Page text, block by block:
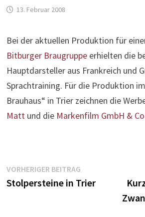
13. Februar 2008
Bei der aktuellen Produktion für
Bitburger Braugruppeerhielten die
Hauptdarsteller aus Frankreich und
Sprachtraining. Für die Produktion
Brauhaus“ in Trier zeichnen die
Mattund die Markenfilm GmbH &
Beitragsnavigation
VORHERIGER BEITRAGVorheriger
Beitrag:
Stolpersteine in Trier